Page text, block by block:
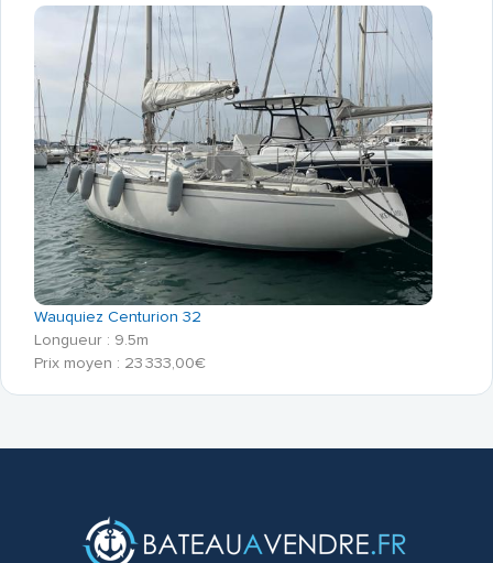
Wauquiez Centurion 32
Longueur : 9.5m
Prix moyen : 23 333,00€